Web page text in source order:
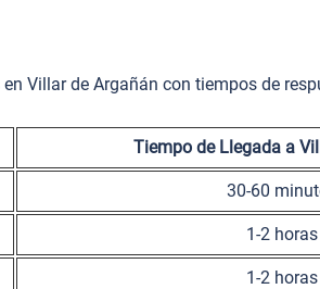
Villar de Argañán con tiempos de
Tiempo de Llegada a
30-60
1-2 horas
1-2 horas